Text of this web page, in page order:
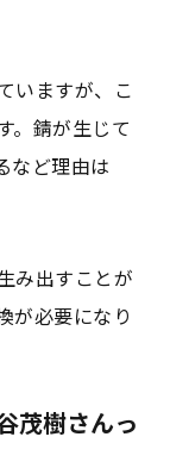
いますが、こ
。錆が生じて
など理由は
み出すことが
が必要になり
茂樹さんっ